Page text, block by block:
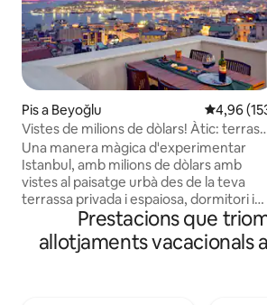
Pis a Beyoğlu 4,96 de
4,96
Vistes de milions de dòlars! Àtic:
privada, estil
Una manera màgica d'experimentar
Istanbul, amb milions de dòlars amb
vistes al paisatge urbà des de la teva
terrassa privada i espaiosa, dormitori i
sala d'estar. És un àtic molt especial a la
cinquena planta d'un elegant edifici de
pisos del segle XIX a prop de la Torre
Prestacions que
allotjaments vacacionals